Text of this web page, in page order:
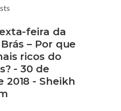
feira da
– Por que
ricos do
- 30 de
2018 - Sheikh